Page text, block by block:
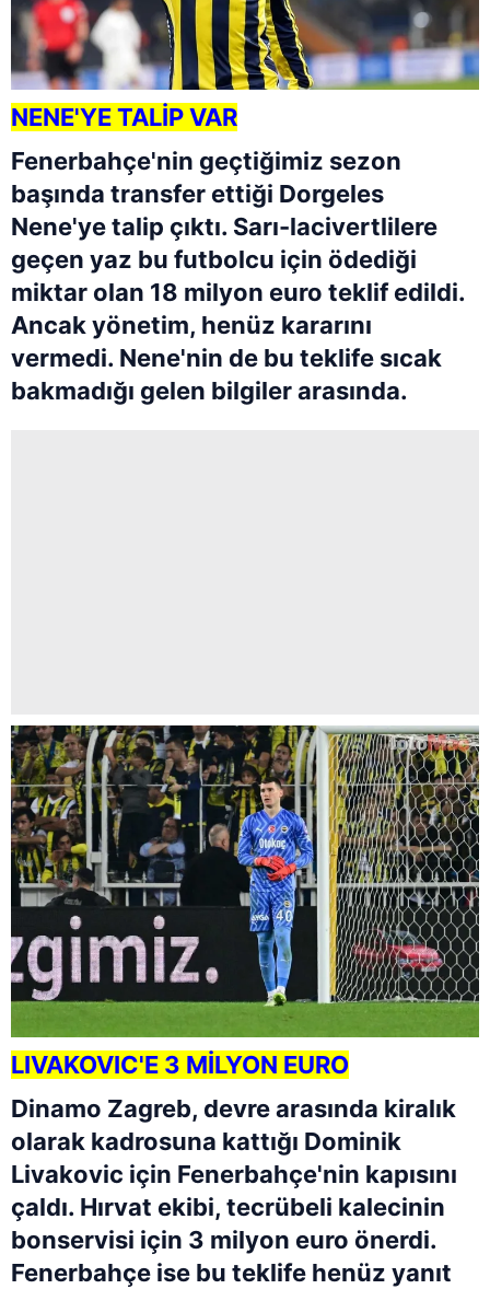
NENE'YE TALİP VAR
Fenerbahçe'nin geçtiğimiz sezon
başında transfer ettiği Dorgeles
Nene'ye talip çıktı. Sarı-lacivertlilere
geçen yaz bu futbolcu için ödediği
miktar olan 18 milyon euro teklif edildi.
Ancak yönetim, henüz kararını
vermedi. Nene'nin de bu teklife sıcak
bakmadığı gelen bilgiler arasında.
LIVAKOVIC'E 3 MİLYON EURO
Dinamo Zagreb, devre arasında kiralık
olarak kadrosuna kattığı Dominik
Livakovic için Fenerbahçe'nin kapısını
çaldı. Hırvat ekibi, tecrübeli kalecinin
bonservisi için 3 milyon euro önerdi.
Fenerbahçe ise bu teklife henüz yanıt